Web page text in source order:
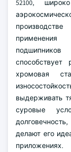
52100,
применения
способствует
хромовая
выдерживать
суровые
делают его
приложениях.